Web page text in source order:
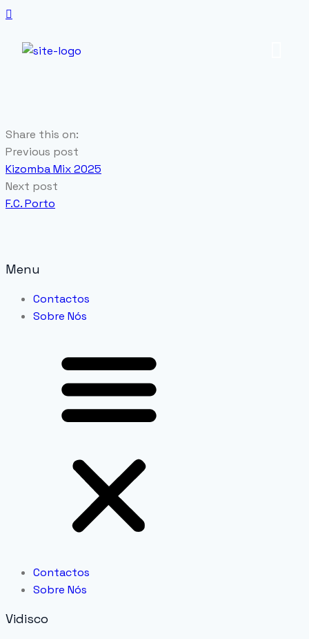
Share this on:
Previous post
Kizomba Mix 2025
Next post
F.C. Porto
Menu
Contactos
Sobre Nós
Contactos
Sobre Nós
Vidisco